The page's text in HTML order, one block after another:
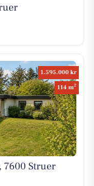
1.595.000 kr
114 m2
7600 Struer